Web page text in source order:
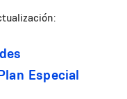
Especial